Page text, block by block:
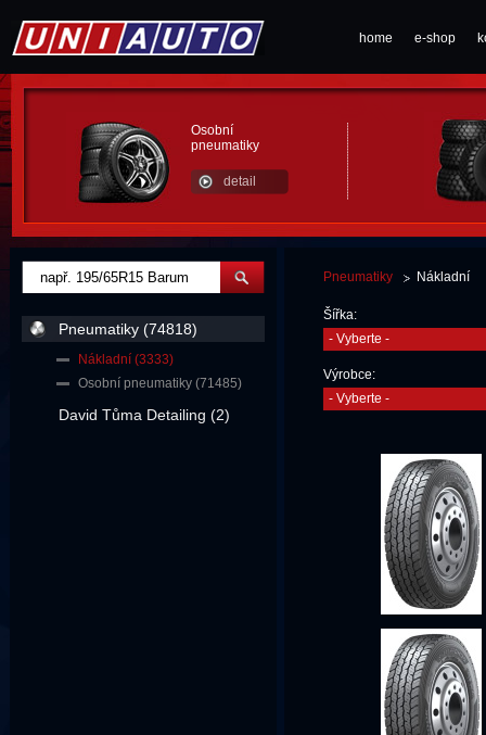
home e-shop
Osobní
pneumatiky
detail
Pneumatiky Nákladní
Šířka:
- Vyberte -
Výrobce:
- Vyberte -
Pneumatiky (74818)
Nákladní (3333)
Osobní pneumatiky (71485)
David Tůma Detailing (2)